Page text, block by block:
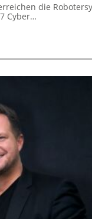
die
Cyber…